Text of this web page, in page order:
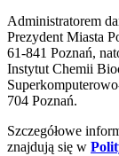
Administratorem
Prezydent Miasta
61-841 Poznań,
Instytut Chemii
704 Poznań.
Szczegółowe
znajdują się w